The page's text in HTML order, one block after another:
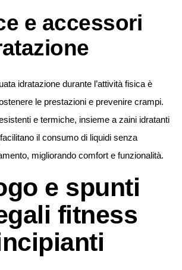
e accessori
idratazione durante l’attività fisica è
le prestazioni e prevenire crampi.
e termiche, insieme a zaini idratanti
il consumo di liquidi senza
migliorando comfort e funzionalità.
e spunti
fitness